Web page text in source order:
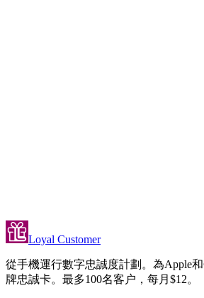
Loyal Customer
從手機運行數字忠誠度計劃。為Apple和
牌忠誠卡。最多100名客户，每月$12。